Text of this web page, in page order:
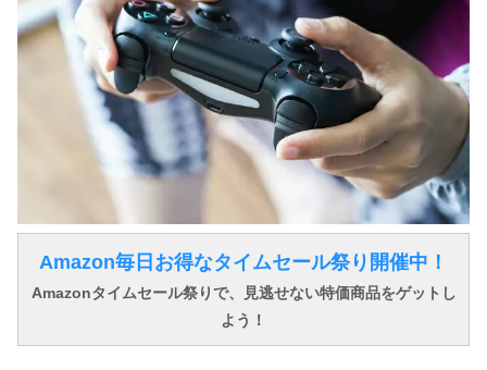
Amazon毎日お得なタイムセール祭り開催中！
Amazonタイムセール祭りで、見逃せない特価商品をゲットし
よう！